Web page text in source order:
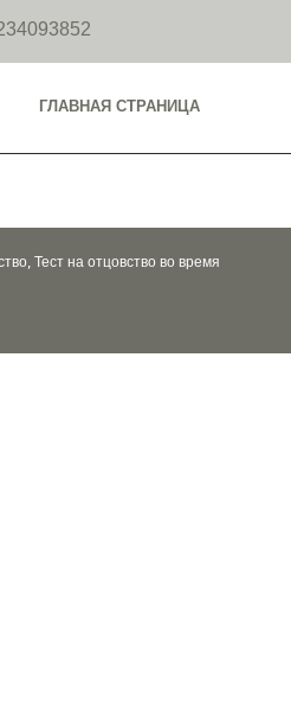
ГЛАВНАЯ СТРАНИЦА
Тест на отцовство во время